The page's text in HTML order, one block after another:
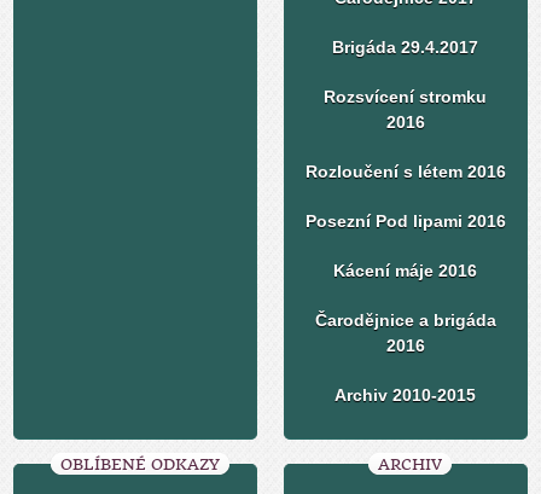
Brigáda 29.4.2017
Rozsvícení stromku
2016
Rozloučení s létem 2016
Posezní Pod lipami 2016
Kácení máje 2016
Čarodějnice a brigáda
2016
Archiv 2010-2015
OBLÍBENÉ ODKAZY ARCHIV